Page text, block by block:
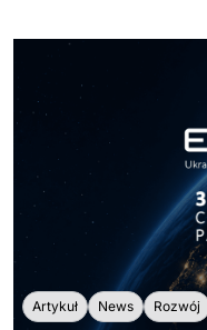
Artykuł News Rozwój